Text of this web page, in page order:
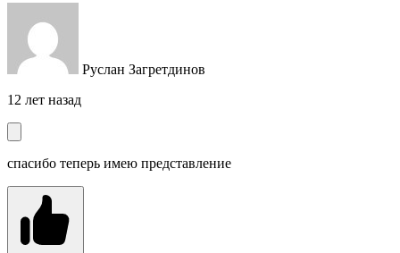
Руслан Загретдинов
12 лет назад
спасибо теперь имею представление